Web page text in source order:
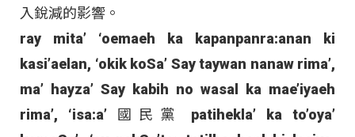
入銳減的影響。
ray mita’ ‘oemaeh ka kapanpanra:anan ki
kasi’aelan, ‘okik koSa’ Say taywan nanaw rima’,
ma’ hayza’ Say kabih no wasal ka mae’iyaeh
rima’, ‘isa:a’ 國民黨 patihekla’ ka to’oya’